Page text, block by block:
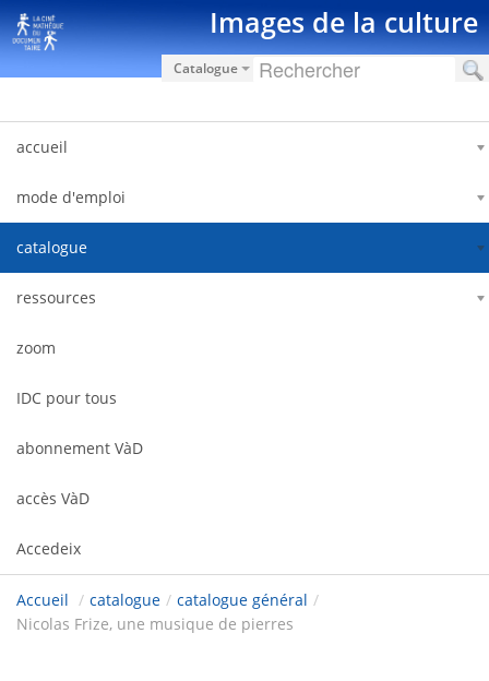
Salta al contigut Images de la culture
Catalogue
accueil
mode d'emploi
catalogue
ressources
zoom
IDC pour tous
abonnement VàD
accès VàD
Accedeix
Accueil / catalogue / catalogue général /
Nicolas Frize, une musique de pierres